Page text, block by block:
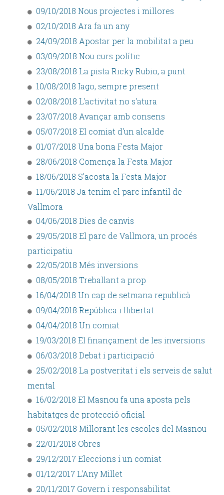
09/10/2018 Nous projectes i millores
02/10/2018 Ara fa un any
24/09/2018 Apostar per la mobilitat a peu
03/09/2018 Nou curs polític
23/08/2018 La pista Ricky Rubio, a punt
10/08/2018 Iago, sempre present
02/08/2018 L'activitat no s'atura
23/07/2018 Avançar amb consens
05/07/2018 El comiat d'un alcalde
01/07/2018 Una bona Festa Major
28/06/2018 Comença la Festa Major
18/06/2018 S'acosta la Festa Major
11/06/2018 Ja tenim el parc infantil de
Vallmora
04/06/2018 Dies de canvis
29/05/2018 El parc de Vallmora, un procés
participatiu
22/05/2018 Més inversions
08/05/2018 Treballant a prop
16/04/2018 Un cap de setmana republicà
09/04/2018 República i llibertat
04/04/2018 Un comiat
19/03/2018 El finançament de les inversions
06/03/2018 Debat i participació
25/02/2018 La postveritat i els serveis de salut
mental
16/02/2018 El Masnou fa una aposta pels
habitatges de protecció oficial
05/02/2018 Millorant les escoles del Masnou
22/01/2018 Obres
29/12/2017 Eleccions i un comiat
01/12/2017 L'Any Millet
20/11/2017 Govern i responsabilitat